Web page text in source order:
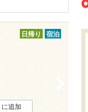
日帰り 宿泊
追加